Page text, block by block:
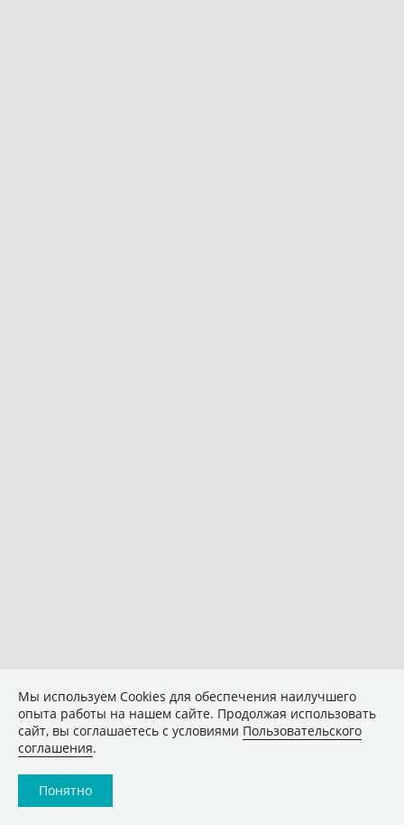
Мы используем Сookies для обеспечения наилучшего
опыта работы на нашем сайте. Продолжая использовать
сайт, вы соглашаетесь с условиями Пользовательского
соглашения.
Понятно